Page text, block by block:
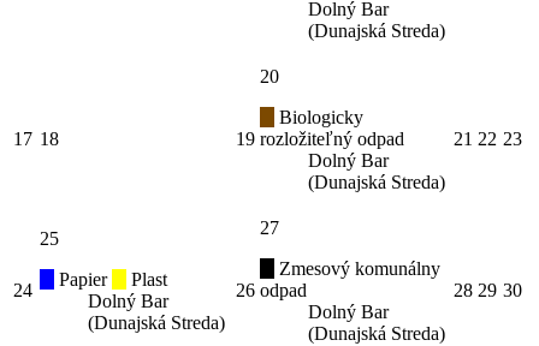
Dolný Bar
(Dunajská Streda)
17 18 19
20
Biologicky
rozložiteľný odpad
Dolný Bar
(Dunajská Streda)
21 22 23
24
25
Papier
Plast
Dolný Bar
(Dunajská Streda)
26
27
Zmesový komunálny
odpad
Dolný Bar
(Dunajská Streda)
28 29 30